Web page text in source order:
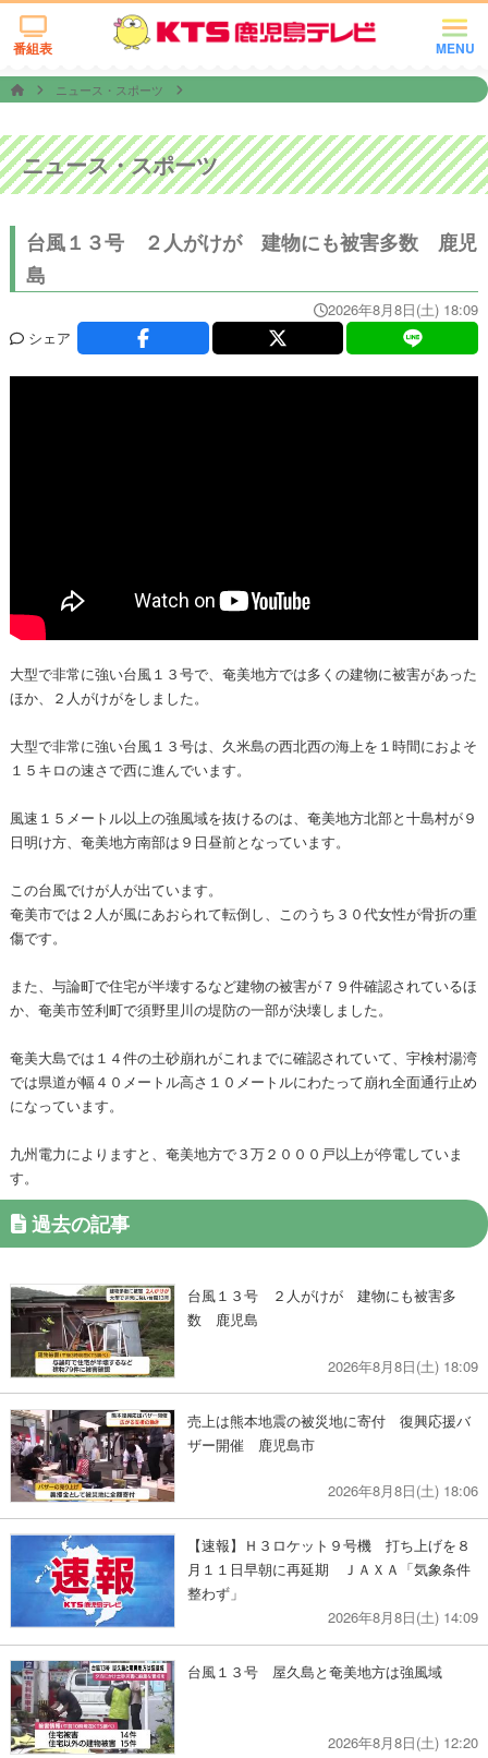
MENU
番組表
ニュース・スポーツ
ニュース・スポーツ
台風１３号 ２人がけが 建物にも被害多数 鹿児
島
2026年8月8日(土) 18:09
シェア
大型で非常に強い台風１３号で、奄美地方では多くの建物に被害があった
ほか、２人がけがをしました。
大型で非常に強い台風１３号は、久米島の西北西の海上を１時間におよそ
１５キロの速さで西に進んでいます。
風速１５メートル以上の強風域を抜けるのは、奄美地方北部と十島村が９
日明け方、奄美地方南部は９日昼前となっています。
この台風でけが人が出ています。
奄美市では２人が風にあおられて転倒し、このうち３０代女性が骨折の重
傷です。
また、与論町で住宅が半壊するなど建物の被害が７９件確認されているほ
か、奄美市笠利町で須野里川の堤防の一部が決壊しました。
奄美大島では１４件の土砂崩れがこれまでに確認されていて、宇検村湯湾
では県道が幅４０メートル高さ１０メートルにわたって崩れ全面通行止め
になっています。
九州電力によりますと、奄美地方で３万２０００戸以上が停電していま
す。
過去の記事
台風１３号 ２人がけが 建物にも被害多
数 鹿児島
2026年8月8日(土) 18:09
売上は熊本地震の被災地に寄付 復興応援バ
ザー開催 鹿児島市
2026年8月8日(土) 18:06
【速報】Ｈ３ロケット９号機 打ち上げを８
月１１日早朝に再延期 ＪＡＸＡ「気象条件
整わず」
2026年8月8日(土) 14:09
台風１３号 屋久島と奄美地方は強風域
2026年8月8日(土) 12:20